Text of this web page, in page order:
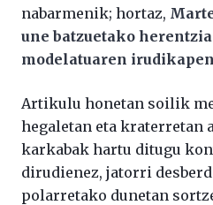
nabarmenik; hortaz,
une batzuetako
modelatuaren
Artikulu honetan soilik
hegaletan eta kraterretan
karkabak hartu ditugu
dirudienez, jatorri
polarretako dunetan